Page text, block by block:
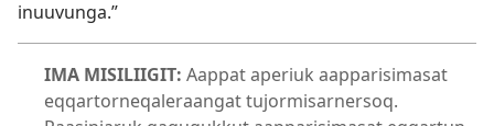
inuuvunga.”
IMA MISILIIGIT: Aap­pat aperiuk aap­parisimasat
eq­qar­tor­neqaleraangat tujormisar­nersoq.